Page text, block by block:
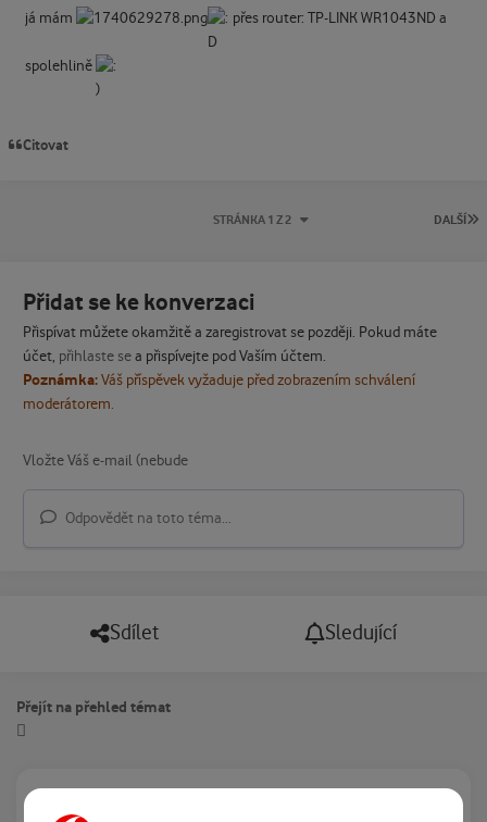
já mám přes router: TP-LINK WR1043ND a
spolehlině
Citovat
DALŠÍ
STRÁNKA 1 Z 2
Přidat se ke konverzaci
Přispívat můžete okamžitě a zaregistrovat se později. Pokud máte
účet, přihlaste sea přispívejte pod Vaším účtem.
Poznámka:Váš příspěvek vyžaduje před zobrazením schválení
moderátorem.
Odpovědět na toto téma...
Sdílet Sledující
Přejít na přehled témat
Právě prohlíží tuto stránku